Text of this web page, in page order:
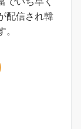
配信され韓